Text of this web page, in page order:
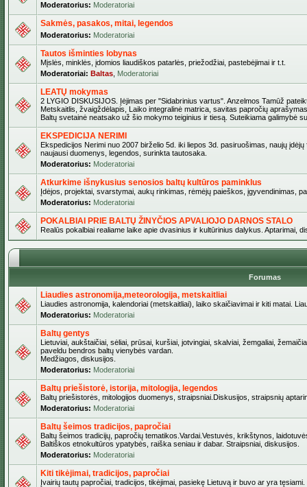
Moderatorius: Moderatoriai
Sakmės, pasakos, mitai, legendos
Moderatorius: Moderatoriai
Tautos išminties lobynas
Mįslės, minklės, įdomios liaudiškos patarlės, priežodžiai, pastebėjimai ir t.t.
Moderatoriai: Baltas Moderatoriai
LEATŲ mokymas
2 LYGIO DISKUSIJOS. Įėjimas per "Sidabrinius vartus". Anzelmos Tamūž
Metskaitlis, žvaigždėlapis, Laiko integralinė matrica, savitas papročių
Baltų svetainė neatsako už šio mokymo teiginius ir tiesą. Suteikiama galimybė
EKSPEDICIJA NERIMI
Ekspedicijos Nerimi nuo 2007 birželio 5d. iki liepos 3d. pasiruošimas, naujų
naujausi duomenys, legendos, surinkta tautosaka.
Moderatorius: Moderatoriai
Atkurkime išnykusius senosios baltų kultūros paminklus
Įdėjos, projektai, svarstymai, aukų rinkimas, rėmėjų paieškos, įgyvendinimas,
Moderatorius: Moderatoriai
POKALBIAI PRIE BALTŲ ŽINYČIOS APVALIOJO DARNOS STALO
Realūs pokalbiai realiame laike apie dvasinius ir kultūrinius dalykus. Aptarimai,
Forumas
Liaudies astronomija,meteorologija, metskaitliai
Liaudies astronomija, kalendoriai (metskaitliai), laiko skaičiavimai ir kiti matai.
Moderatorius: Moderatoriai
Baltų gentys
Lietuviai, aukštaičiai, sėliai, prūsai, kuršiai, jotvingiai, skalviai, žemgaliai,
paveldu bendros baltų vienybės vardan.
Medžiagos, diskusijos.
Moderatorius: Moderatoriai
Baltų priešistorė, istorija, mitologija, legendos
Baltų priešistorės, mitologijos duomenys, straipsniai.Diskusijos, straipsnių
Moderatorius: Moderatoriai
Baltų šeimos tradicijos, papročiai
Baltų šeimos tradicijų, papročių tematikos.Vardai.Vestuvės, krikštynos,
Baltiškos etnokultūros ypatybės, raiška seniau ir dabar. Straipsniai, diskusijos.
Moderatorius: Moderatoriai
Kiti tikėjimai, tradicijos, papročiai
Įvairių tautų papročiai, tradicijos, tikėjimai, pasiekę Lietuvą ir buvo ar yra tęsiami.